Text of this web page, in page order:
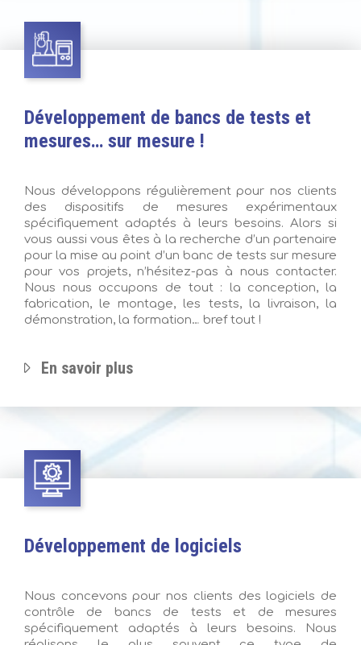
Développement de bancs de tests et
mesures… sur mesure !
Nous développons régulièrement pour nos clients
des dispositifs de mesures expérimentaux
spécifiquement adaptés à leurs besoins. Alors si
vous aussi vous êtes à la recherche d’un partenaire
pour la mise au point d’un banc de tests sur mesure
pour vos projets, n’hésitez-pas à nous contacter.
Nous nous occupons de tout : la conception, la
fabrication, le montage, les tests, la livraison, la
démonstration, la formation… bref tout !
En savoir plus
Développement de logiciels
Nous concevons pour nos clients des logiciels de
contrôle de bancs de tests et de mesures
spécifiquement adaptés à leurs besoins. Nous